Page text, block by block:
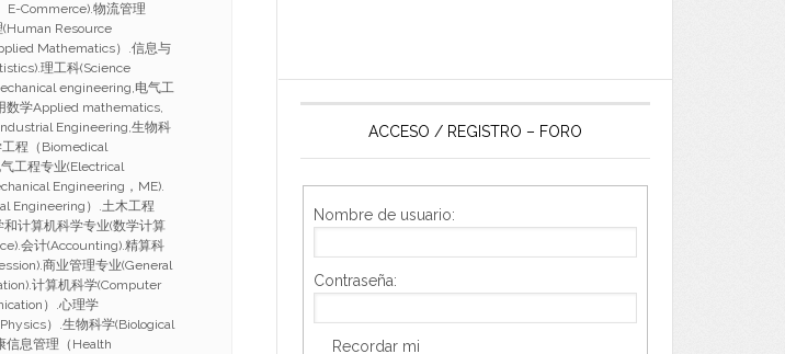
E-Commerce).物流管理
(Human Resource
Mathematics）.信息与
理工科(Science
engineering,电气工
数学Applied mathematics,
Engineering,生物科
程（Biomedical
工程专业(Electrical
Engineering，ME).
Engineering）.土木工程
计算机科学专业(数学计算
会计(Accounting).精算科
商业管理专业(General
计算机科学(Computer
）.心理学
）.生物科学(Biological
信息管理（Health
ACCESO / REGISTRO – FORO
Nombre de usuario:
Contraseña:
Recordar mi